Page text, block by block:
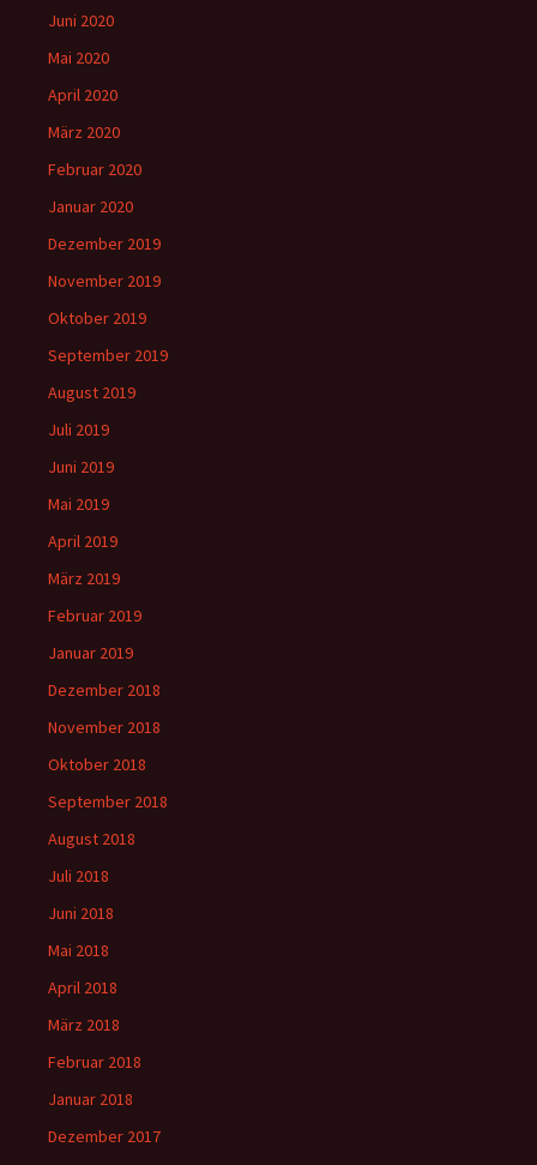
Juni 2020
Mai 2020
April 2020
März 2020
Februar 2020
Januar 2020
Dezember 2019
November 2019
Oktober 2019
September 2019
August 2019
Juli 2019
Juni 2019
Mai 2019
April 2019
März 2019
Februar 2019
Januar 2019
Dezember 2018
November 2018
Oktober 2018
September 2018
August 2018
Juli 2018
Juni 2018
Mai 2018
April 2018
März 2018
Februar 2018
Januar 2018
Dezember 2017